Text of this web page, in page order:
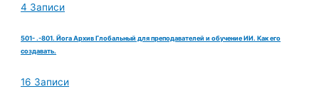
4 Записи
501- .-801. Йога Архив Глобальный для преподавателей и обучение ИИ. Как его
создавать.
16 Записи